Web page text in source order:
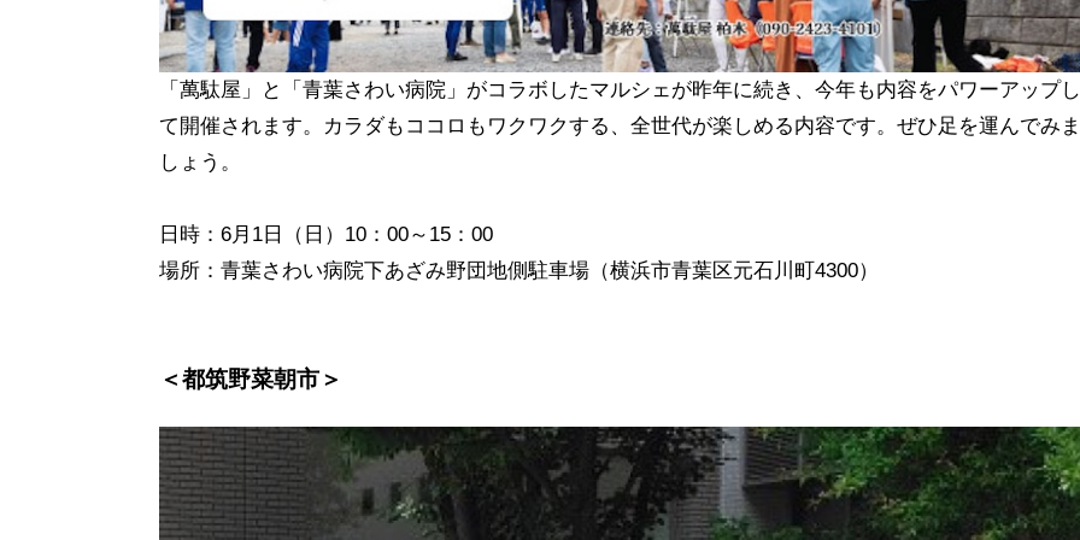
「萬駄屋」と「青葉さわい病院」がコラボしたマルシェが昨年に続き、今年も内容をパワーアップし
て開催されます。カラダもココロもワクワクする、全世代が楽しめる内容です。ぜひ足を運んでみま
しょう。
日時：6月1日（日）10：00～15：00
場所：青葉さわい病院下あざみ野団地側駐車場（横浜市青葉区元石川町4300）
＜都筑野菜朝市＞